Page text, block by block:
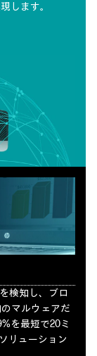
します。
検知し、ブロ
マルウェアだ
を最短で20ミ
リューション